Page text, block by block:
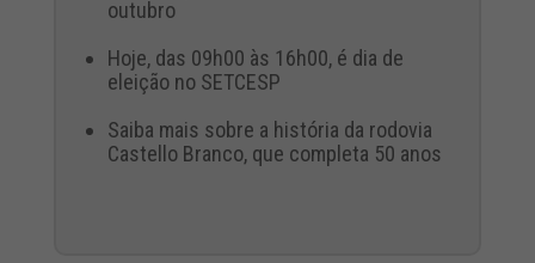
outubro
Hoje, das 09h00 às 16h00, é dia de
eleição no SETCESP
Saiba mais sobre a história da rodovia
Castello Branco, que completa 50 anos